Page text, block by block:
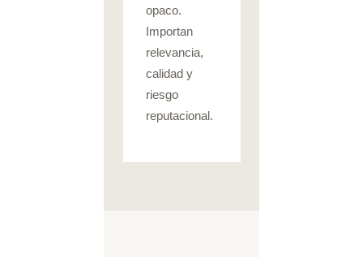
opaco.
Importan
relevancia,
calidad y
riesgo
reputacional.